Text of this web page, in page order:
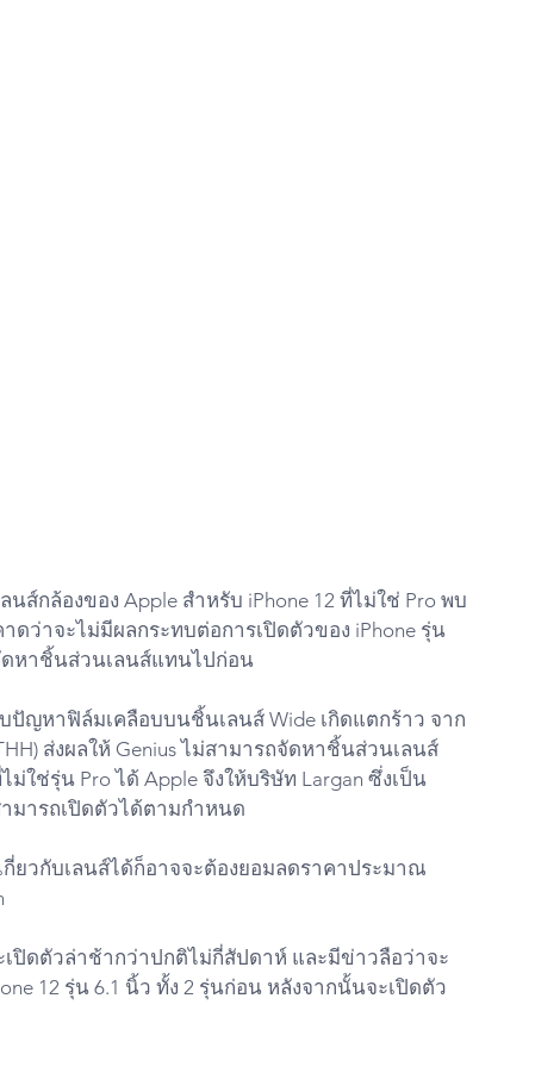
ส์กล้องของ Apple สำหรับ iPhone 12 ที่ไม่ใช่ Pro พบ
าจะไม่มีผลกระทบต่อการเปิดตัวของ iPhone รุ่น
ดหาชิ้นส่วนเลนส์แทนไปก่อน
ปัญหาฟิล์มเคลือบบนชิ้นเลนส์ Wide เกิดแตกร้าว จาก
ส่งผลให้ Genius ไม่สามารถจัดหาชิ้นส่วนเลนส์
ม่ใช่รุ่น Pro ได้ Apple จึงให้บริษัท Largan ซึ่งเป็น
มารถเปิดตัวได้ตามกำหนด
ยวกับเลนส์ได้ก็อาจจะต้องยอมลดราคาประมาณ
เปิดตัวล่าช้ากว่าปกติไม่กี่สัปดาห์ และมีข่าวลือว่าจะ
12 รุ่น 6.1 นิ้ว ทั้ง 2 รุ่นก่อน หลังจากนั้นจะเปิดตัว